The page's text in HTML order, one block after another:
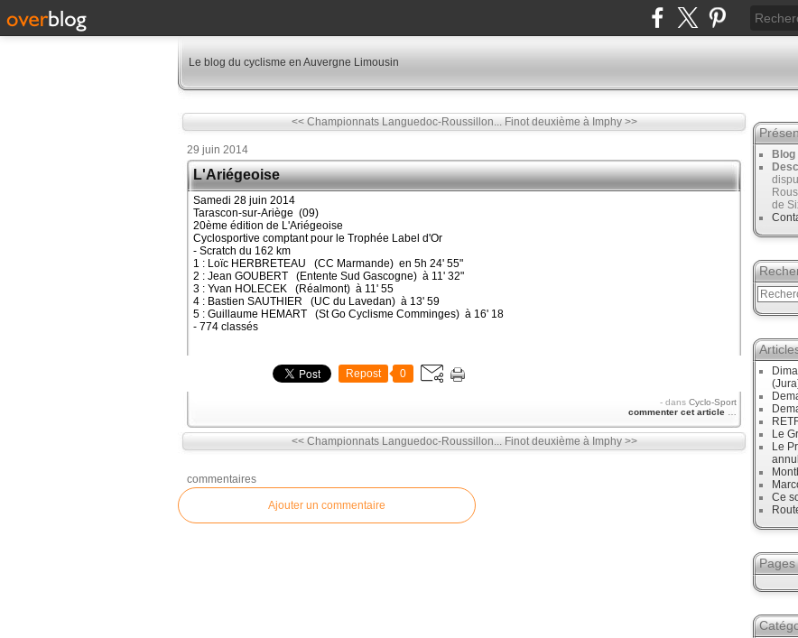
Le blog du cyclisme en Auvergne Limousin
<< Championnats Languedoc-Roussillon... Finot deuxième à Imphy >>
29 juin 2014
L'Ariégeoise
Samedi 28 juin 2014
Tarascon-sur-Ariège (09)
20ème édition de L'Ariégeoise
Cyclosportive comptant pour le Trophée Label d'Or
- Scratch du 162 km
1 : Loïc HERBRETEAU (CC Marmande) en 5h 24' 55"
2 : Jean GOUBERT (Entente Sud Gascogne) à 11' 32"
3 : Yvan HOLECEK (Réalmont) à 11' 55
4 : Bastien SAUTHIER (UC du Lavedan) à 13' 59
5 : Guillaume HEMART (St Go Cyclisme Comminges) à 16' 18
- 774 classés
Repost 0
- dans Cyclo-Sport
commenter cet article
<< Championnats Languedoc-Roussillon... Finot deuxième à Imphy >>
commentaires
Ajouter un commentaire
Blog
de
Le
Le
Ce
Pages